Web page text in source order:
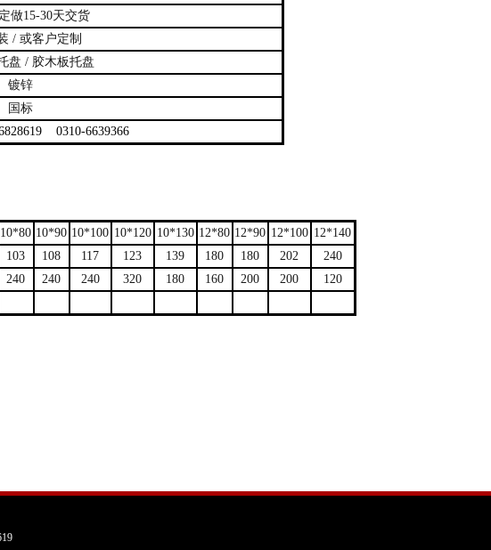
做15-30天交货
/ 或客户定制
盘 / 胶木板托盘
镀锌
国标
0310-6639366
10*80 10*90 10*100 10*120 10*130 12*80 12*90 12*100 12*140
103 108 117 123 139 180 180 202
240
240 240 240 320 180 160 200 200
120